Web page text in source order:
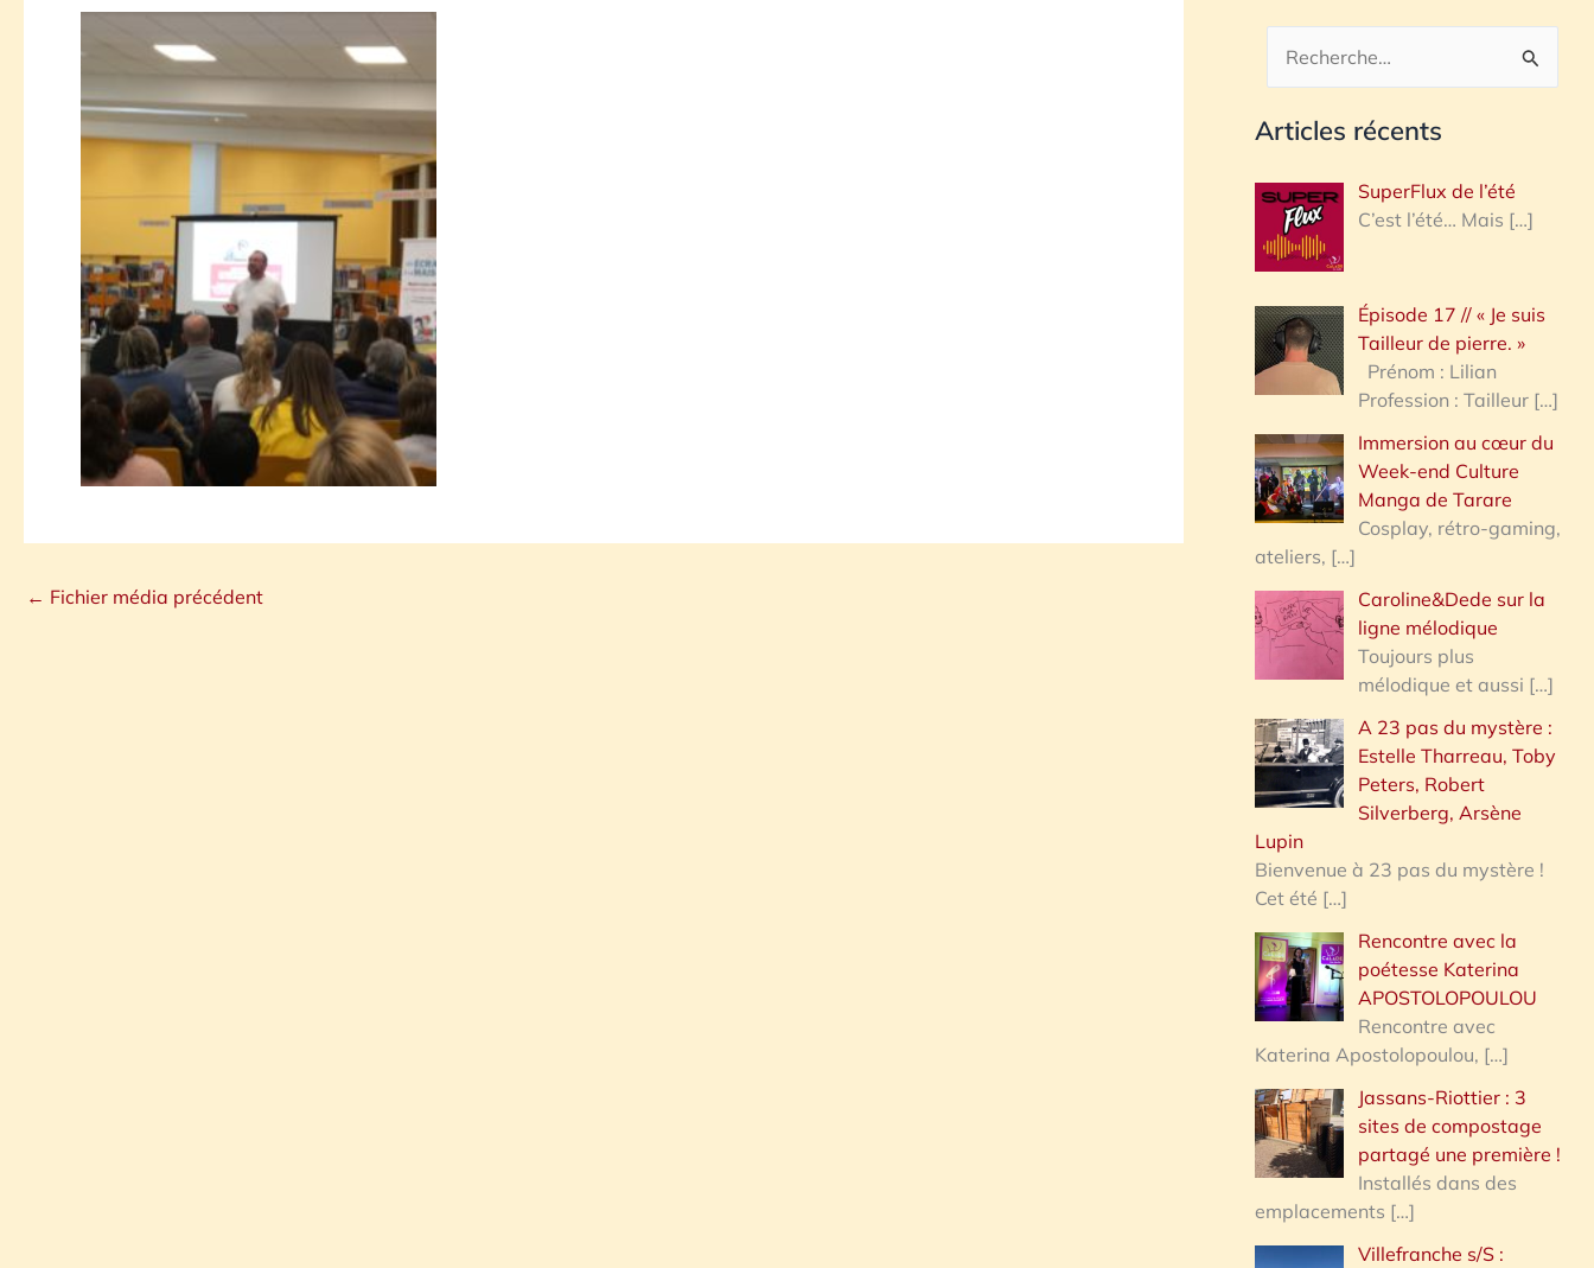
← Fichier média précédent
c
h
r
h
e
:
Articles récents
SuperFlux de l’été
C’est l’été… Mais […]
Épisode 17 // « Je suis
Tailleur de pierre. »
Prénom : Lilian
Profession : Tailleur […]
Immersion au cœur du
Week-end Culture
Manga de Tarare
Cosplay, rétro-gaming,
ateliers, […]
Caroline&Dede sur la
ligne mélodique
Toujours plus
mélodique et aussi […]
A 23 pas du mystère :
Estelle Tharreau, Toby
Peters, Robert
Silverberg, Arsène
Lupin
Bienvenue à 23 pas du mystère !
Cet été […]
Rencontre avec la
poétesse Katerina
APOSTOLOPOULOU
Rencontre avec
Katerina Apostolopoulou, […]
Jassans-Riottier : 3
sites de compostage
partagé une première !
Installés dans des
emplacements […]
Villefranche s/S :